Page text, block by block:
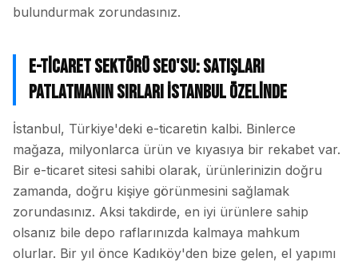
bulundurmak zorundasınız.
E-ticaret Sektörü SEO'su: Satışları
Patlatmanın Sırları İstanbul Özelinde
İstanbul, Türkiye'deki e-ticaretin kalbi. Binlerce
mağaza, milyonlarca ürün ve kıyasıya bir rekabet var.
Bir e-ticaret sitesi sahibi olarak, ürünlerinizin doğru
zamanda, doğru kişiye görünmesini sağlamak
zorundasınız. Aksi takdirde, en iyi ürünlere sahip
olsanız bile depo raflarınızda kalmaya mahkum
olurlar. Bir yıl önce Kadıköy'den bize gelen, el yapımı